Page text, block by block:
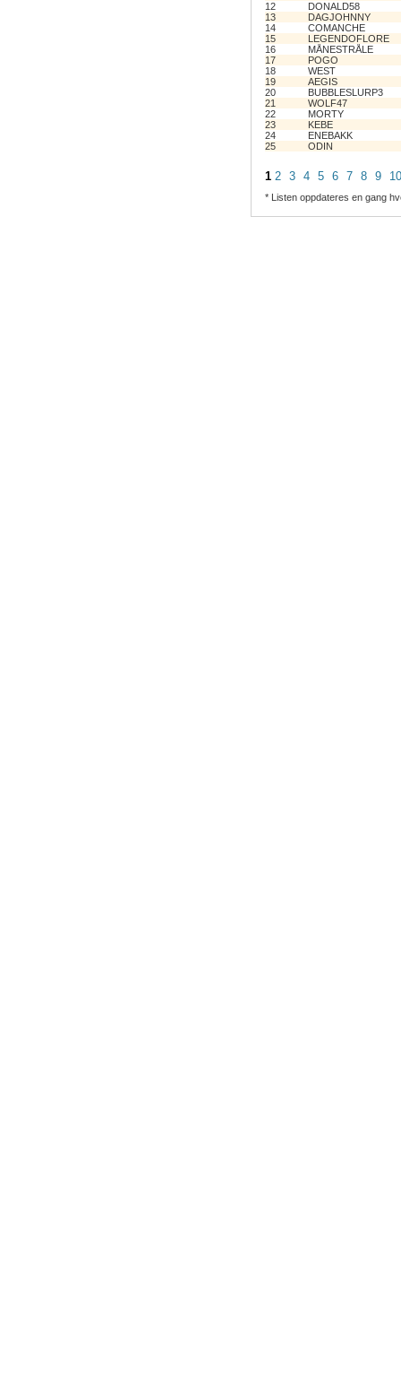
12
DONALD58
13
DAGJOHNNY
14
COMANCHE
15
LEGENDOFLORE
16
MÅNESTRÅLE
17
POGO
18
WEST
19
AEGIS
20
BUBBLESLURP3
21
WOLF47
22
MORTY
23
KEBE
24
ENEBAKK
25
ODIN
1 2 3 4 5 6 7 8 9 10
* Listen oppdateres en gang